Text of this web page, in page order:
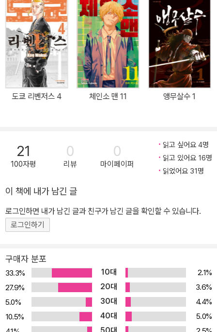
도쿄 리벤저스 4 체인소 맨 11 앵무살수 1
21
100자평
0
리뷰
0
마이페이퍼
읽고 싶어요 4명
읽고 있어요 16명
읽었어요 31명
이 책에 내가 남긴 글
로그인하면 내가 남긴 글과 친구가 남긴 글을 확인할 수 있습니다.
로그인하기
구매자 분포
33.3% 10대
2.1%
27.9%
20대
3.6%
5.0%
30대
4.4%
10.5%
40대
5.0%